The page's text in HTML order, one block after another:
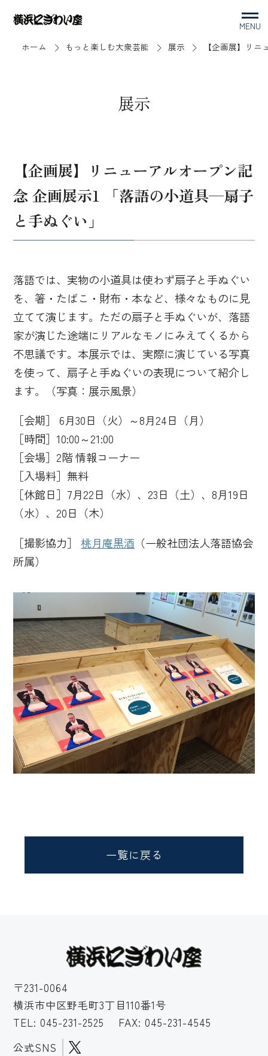
MENU
ホーム もっと楽しむ大衆芸能 展示 【企画展】リ
展示
【企画展】リニューアルオープン記
念 企画展示1 「落語の小道具—扇子
と手ぬぐい」
落語では、実物の小道具は使わず扇子と手ぬぐい
を、箸・たばこ・財布・本など、様々なものに見
立てて演じます。ただの扇子と手ぬぐいが、落語
家が演じた途端にリアルなモノにみえてくるから
不思議です。本展示では、実際に演じている写真
を使って、扇子と手ぬぐいの表現について紹介し
ます。（写真：展示風景）
［会期］ 6月30日（火）～8月24日（月）
［時間］10:00～21:00
［会場］2階 情報コーナー
［入場料］無料
［休館日］7月22日（水）、23日（土）、8月19日
（水）、20日（木）
［撮影協力］桃月庵黒酒 （一般社団法人落語協会
所属）
一覧に戻る
〒231-0064
横浜市中区野毛町3丁目110番1号
TEL: 045-231-2525
FAX: 045-231-4545
公式SNS